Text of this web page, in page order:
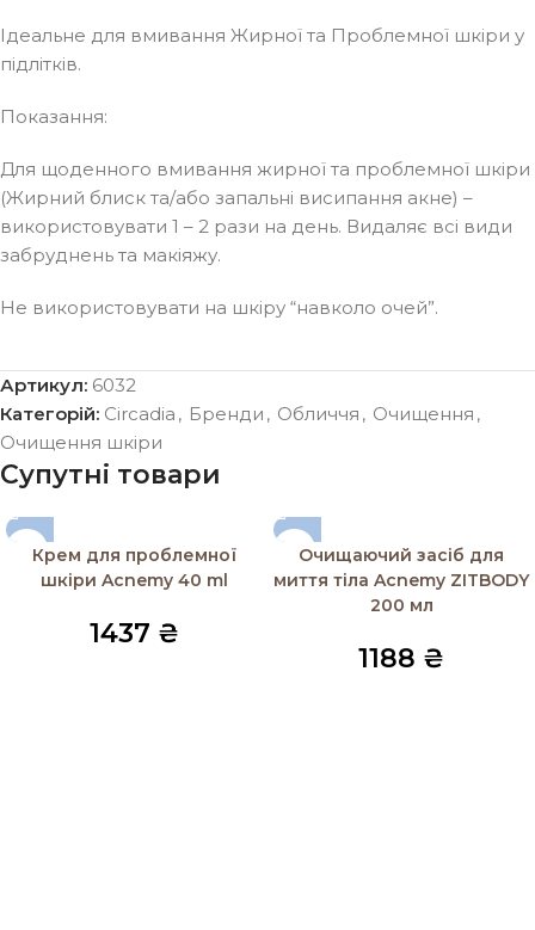
Ідеальне для вмивання Жирної та Проблемної шкіри у
підлітків.
Показання:
Для щоденного вмивання жирної та проблемної шкіри
(Жирний блиск та/або запальні висипання акне) –
використовувати 1 – 2 рази на день. Видаляє всі види
забруднень та макіяжу.
Не використовувати на шкіру “навколо очей”.
Артикул: 6032
Категорій: Circadia , Бренди , Обличчя , Очищення ,
Очищення шкіри
Супутні товари
Крем для проблемної
шкіри Acnemy 40 ml
1437 ₴
Очищаючий засіб для
миття тіла Acnemy ZITBODY
200 мл
1188 ₴